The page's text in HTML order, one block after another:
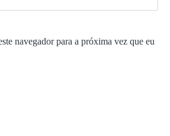
navegador para a próxima vez que eu